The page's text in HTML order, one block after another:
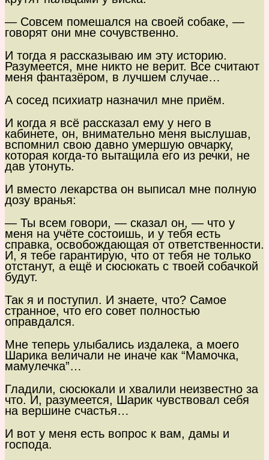
— Совсем помешался на своей собаке, —
говорят они мне сочувственно.
И тогда я рассказываю им эту историю.
Разумеется, мне никто не верит. Все считают
меня фантазёром, в лучшем случае…
А сосед психиатр назначил мне приём.
И когда я всё рассказал ему у него в
кабинете, он, внимательно меня выслушав,
вспомнил свою давно умершую овчарку,
которая когда-то вытащила его из речки, не
дав утонуть.
И вместо лекарства он выписал мне полную
дозу вранья:
— Ты всем говори, — сказал он, — что у
меня на учёте состоишь, и у тебя есть
справка, освобождающая от ответственности.
И, я тебе гарантирую, что от тебя не только
отстанут, а ещё и сюсюкать с твоей собачкой
будут.
Так я и поступил. И знаете, что? Самое
странное, что его совет полностью
оправдался.
Мне теперь улыбались издалека, а моего
Шарика величали не иначе как “Мамочка,
мамулечка”…
Гладили, сюсюкали и хвалили неизвестно за
что. И, разумеется, Шарик чувствовал себя
на вершине счастья…
И вот у меня есть вопрос к вам, дамы и
господа.